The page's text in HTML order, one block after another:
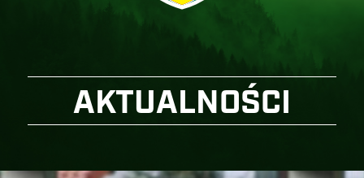
AKTUALNOŚCI